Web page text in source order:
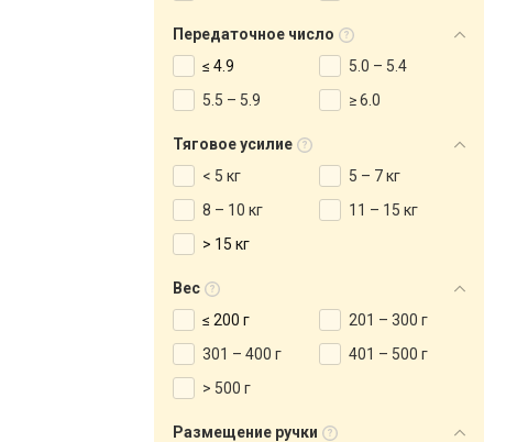
Передаточное число
≤ 4.9
5.0 – 5.4
5.5 – 5.9
≥ 6.0
Тяговое усилие
< 5 кг
5 – 7 кг
8 – 10 кг
11 – 15 кг
> 15 кг
Вес
≤ 200 г
201 – 300 г
301 – 400 г
401 – 500 г
> 500 г
Размещение ручки